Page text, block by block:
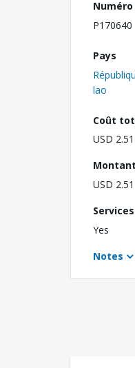
P170640
Pays
lao
Coût
USD
USD
Yes
Notes